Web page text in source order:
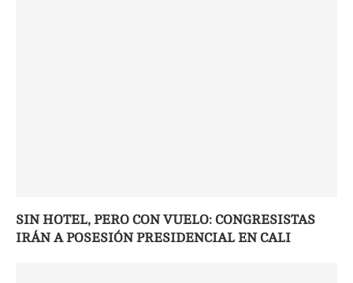
SIN HOTEL, PERO CON VUELO: CONGRESISTAS
IRÁN A POSESIÓN PRESIDENCIAL EN CALI